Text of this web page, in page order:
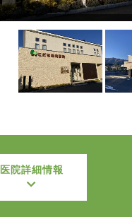
医院詳細情報